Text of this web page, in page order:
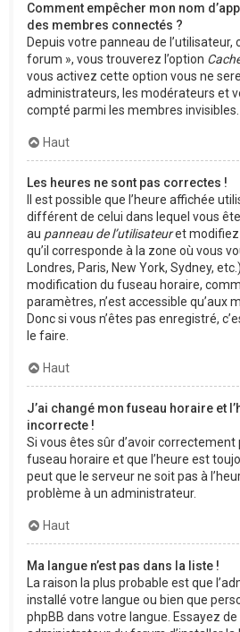
Comment empêcher mon nom
des membres connectés ?
Depuis votre panneau de
forum », vous trouverez l’option
vous activez cette option vous ne
administrateurs, les modérateurs et
compté parmi les membres invisibles.
Haut
Les heures ne sont pas correctes !
Il est possible que l’heure affichée
différent de celui dans lequel vous
au panneau de l’utilisateuret modifiez
qu’il corresponde à la zone où vous
Londres, Paris, New York, Sydney,
modification du fuseau horaire,
paramètres, n’est accessible qu’aux
Donc si vous n’êtes pas enregistré,
le faire.
Haut
J’ai changé mon fuseau horaire et
incorrecte !
Si vous êtes sûr d’avoir
fuseau horaire et que l’heure est
peut que le serveur ne soit pas à
problème à un administrateur.
Haut
Ma langue n’est pas dans la liste !
La raison la plus probable est que
installé votre langue ou bien que
phpBB dans votre langue. Essayez